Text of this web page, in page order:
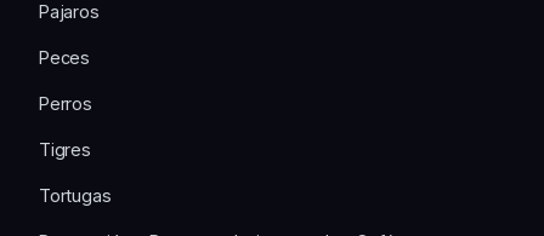
Pajaros
Peces
Perros
Tigres
Tortugas